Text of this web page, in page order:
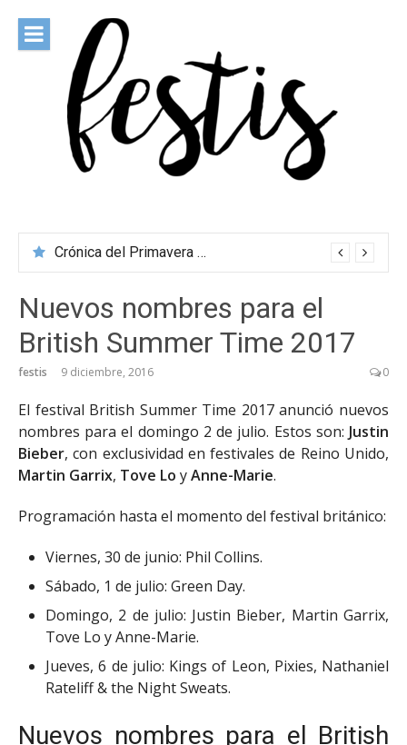
contenido
Crónica del Primavera Sound Porto 2026
Nuevos nombres para el
British Summer Time 2017
festis 9 diciembre, 2016 0
El festival British Summer Time 2017 anunció nuevos
nombres para el domingo 2 de julio. Estos son: Justin
Bieber, con exclusividad en festivales de Reino Unido,
Martin Garrix, Tove Lo yAnne-Marie.
Programación hasta el momento del festival británico:
Viernes, 30 de junio: Phil Collins.
Sábado, 1 de julio: Green Day.
Domingo, 2 de julio: Justin Bieber, Martin Garrix,
Tove Lo y Anne-Marie.
Jueves, 6 de julio: Kings of Leon, Pixies, Nathaniel
Rateliff & the Night Sweats.
Nuevos nombres para el British